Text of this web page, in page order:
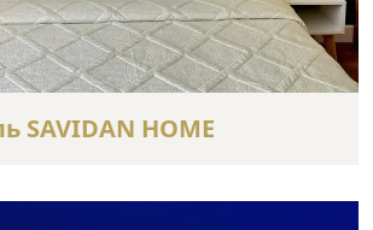
SAVIDAN HOME